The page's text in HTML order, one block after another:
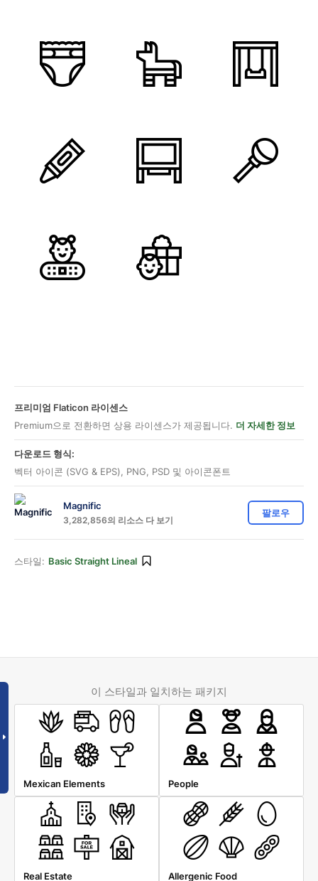
프리미엄 Flaticon 라이센스
Premium으로 전환하면 상용 라이센스가 제공됩니다. 더 자세한 정보
다운로드 형식:
벡터 아이콘 (SVG & EPS), PNG, PSD 및 아이콘폰트
Magnific
3,282,856의 리소스 다 보기
팔로우
스타일: Basic Straight Lineal
이 스타일과 일치하는 패키지
Mexican Elements People
Real Estate Allergenic Food